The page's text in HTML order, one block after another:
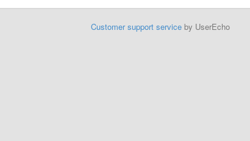
Customer support serviceby UserEcho